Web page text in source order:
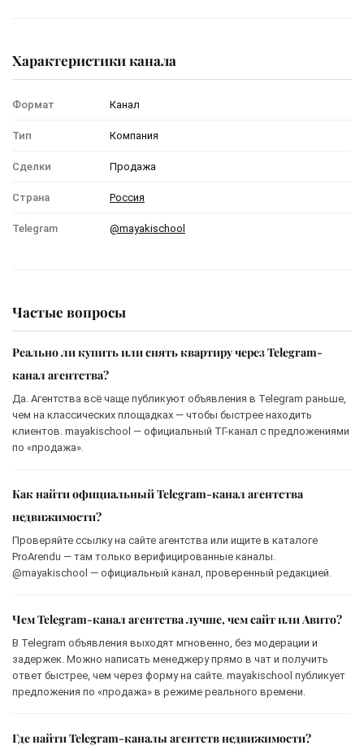
Характеристики канала
Формат Канал
Тип Компания
Сделки Продажа
Страна Россия
Telegram @mayakischool
Частые вопросы
Реально ли купить или снять квартиру через Telegram-
канал агентства?
Да. Агентства всё чаще публикуют объявления в Telegram раньше,
чем на классических площадках — чтобы быстрее находить
клиентов. mayakischool — официальный ТГ-канал с предложениями
по «продажа».
Как найти официальный Telegram-канал агентства
недвижимости?
Проверяйте ссылку на сайте агентства или ищите в каталоге
ProArendu — там только верифицированные каналы.
@mayakischool — официальный канал, проверенный редакцией.
Чем Telegram-канал агентства лучше, чем сайт или Авито?
В Telegram объявления выходят мгновенно, без модерации и
задержек. Можно написать менеджеру прямо в чат и получить
ответ быстрее, чем через форму на сайте. mayakischool публикует
предложения по «продажа» в режиме реального времени.
Где найти Telegram-каналы агентств недвижимости?